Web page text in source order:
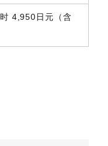
4,950日元（含